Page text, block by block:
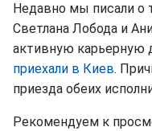
Недавно мы писали о
Светлана Лобода и
активную карьерную
приехали в Киев.
приезда обеих
Рекомендуем к